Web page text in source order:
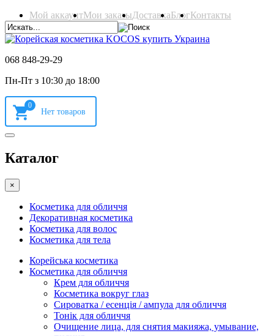
Мой аккаунтМои заказыДоставкаБлогКонтакты
068 848-29-29
Пн-Пт з 10:30 до 18:00
0
Каталог
×
Косметика для обличчя
Декоративная косметика
Косметика для волос
Косметика для тела
Корейська косметика
Косметика для обличчя
Крем для обличчя
Косметика вокруг глаз
Сироватка / есенція / ампула для обличчя
Тонік для обличчя
Очищение лица, для снятия макияжа, умывание,